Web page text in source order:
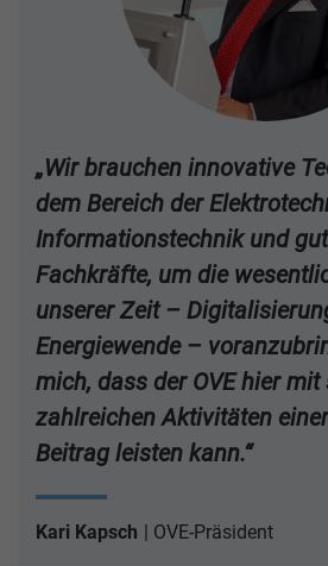
„Wir brauchen innovative
dem Bereich der
Informationstechnik und
Fachkräfte, um die
unserer Zeit –
Energiewende –
mich, dass der OVE hier mit
zahlreichen Aktivitäten
Beitrag leisten kann.“
Kari Kapsch OVE-Präsident